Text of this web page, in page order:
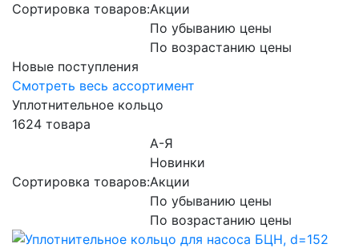
Сортировка товаров:Акции
По убыванию цены
По возрастанию цены
Новые поступления
Смотреть весь ассортимент
Уплотнительное кольцо
1624 товара
Сортировка товаров:
А-Я
Новинки
Акции
По убыванию цены
По возрастанию цены